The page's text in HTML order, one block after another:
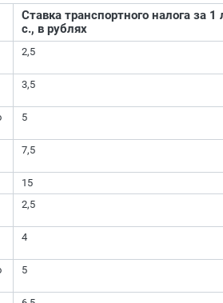
Ставка транспортного налога за 1
с., в рублях
2,5
3,5
5
7,5
15
2,5
4
5